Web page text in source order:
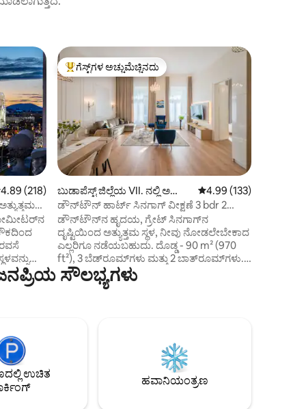
4.89 ಸರಾಸರಿ ರೇಟಿಂಗ್, 218 ವಿಮರ್ಶೆಗಳು
4.89 (218)
ನಿಲ್ದಾಣ:
1
Bp
ಗೆಸ್ಟ್‌ಗಳಿಗೆ ಅತಿ ಹೆಚ್ಚು ಅಚ್ಚುಮೆಚ್ಚಿನದು
ಗೆಸ್ಟ್‌ಗಳ ಅಚ್ಚುಮೆಚ್ಚಿನದು
ಬುಡಾಪೆಸ್ಟ್ ಜಿಲ್ಲೆಯ VII. ನಲ್ಲಿ ಅ
ಪಾರ್ಟ್‌ಮಂಟ್
5 ರಲ್ಲಿ 4.99 ಸರಾಸರಿ
4.99 (133)
ಡೌನ್‌ಟೌನ್ ಹಾರ್ಟ್ ಸಿನಗಾಗ್ ವೀಕ್ಷಣೆ 3 bdr 2
ಸ್ನಾನದ ಕೋಣೆ A/C
ಡೌನ್‌ಟೌನ್‌ನ ಹೃದಯ, ಗ್ರೇಟ್ ಸಿನಗಾಗ್‌ನ
ದೃಷ್ಟಿಯಿಂದ ಅತ್ಯುತ್ತಮ ಸ್ಥಳ, ನೀವು ನೋಡಲೇಬೇಕಾದ
ಎಲ್ಲರಿಗೂ ನಡೆಯಬಹುದು. ದೊಡ್ಡ - 90 m² (970
ft²), 3 ಬೆಡ್‌ರೂಮ್‌ಗಳು ಮತ್ತು 2 ಬಾತ್‌ರೂಮ್‌ಗಳು.
ಬುಡಾಪೆಸ್ಟ್‌ನ ಅತ್ಯುತ್ತಮ ಅಪಾರ್ಟ್‌ಮೆಂಟ್‌ಗಳಲ್ಲಿ
ಒಂದಾಗಿದೆ. ನಮ್ಮ ಗೆಸ್ಟ್‌ಗಳ ವಿಮರ್ಶೆಗಳನ್ನು ಪರಿಶೀಲಿಸಿ.
ಆರಾಮದಾಯಕ ಹಾಸಿಗೆಗಳಿಂದ ಒದಗಿಸಲಾಗುತ್ತದೆ.
ನಗರದ ಚೈತನ್ಯವನ್ನು ಪ್ರತಿಬಿಂಬಿಸುವ ಕ್ಲಾಸಿಕ್ ಮತ್ತು
ಆಧುನಿಕ ಶೈಲಿ. ಎಲ್ಲಾ ಬೆಡ್‌ರೂಮ್‌ಗಳಲ್ಲಿ
ಸೌಲಭ್ಯಗಳು
ಉಚಿತ
ಹವಾನಿಯಂತ್ರಣ